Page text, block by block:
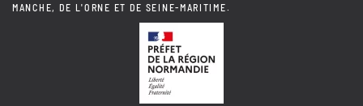
MANCHE, DE L'ORNE ET DE SEINE-MARITIME.